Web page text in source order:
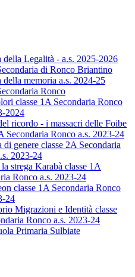
della Legalità - a.s. 2025-2026
di Ronco Briantino
della memoria a.s. 2024-25
Ronco
classe 1A Secondaria Ronco
2024
ricordo - i massacri delle Foibe
Secondaria Ronco a.s. 2023-24
di genere classe 2A Secondaria
2023-24
strega Karabà classe 1A
Ronco a.s. 2023-24
classe 1A Secondaria Ronco
24
Migrazioni e Identità classe
Ronco a.s. 2023-24
Primaria Sulbiate